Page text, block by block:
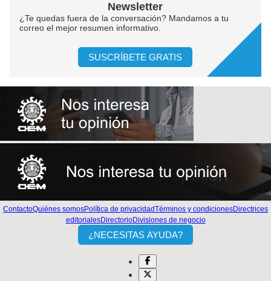
Newsletter
¿Te quedas fuera de la conversación? Mandamos a tu
correo el mejor resumen informativo.
SUSCRÍBETE GRATIS
ContactoQuiénes somosPolítica de privacidadTérminos y condicionesDirectrices
editorialesDirectorioDivisiones de negocio
¿NECESITAS AYUDA?